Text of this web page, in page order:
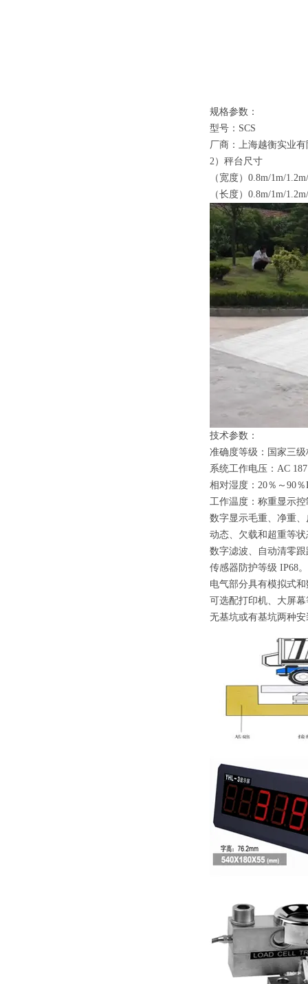
规格参数：
型号： SCS
厂商：上海越衡实业
2） 秤台尺寸
（ 宽度）0.8m/1m/
（长度）0.8m/1m/
技术参数：
准确度等级：国家三
系统工作电压： AC 187
相对湿度： 20％～ 90％
工作温度：称重显示
数字显示毛重、净重
动态、欠载和超重等
数字滤波、自动清零跟
传感器防护等级 IP68。
电气部分具有模拟式
可选配打印机、大屏幕
无基坑或有基坑两种